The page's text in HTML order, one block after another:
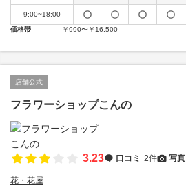
9:00~18:00
価格帯
￥990〜￥16,500
店舗公式
フラワーショップこんの
3.23 口コミ 2件 写真
花・花屋